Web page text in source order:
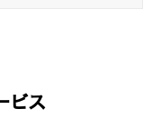
ビス